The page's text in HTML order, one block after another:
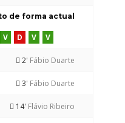
de forma actual
V D V V
2' Fábio Duarte
3' Fábio Duarte
14' Flávio Ribeiro